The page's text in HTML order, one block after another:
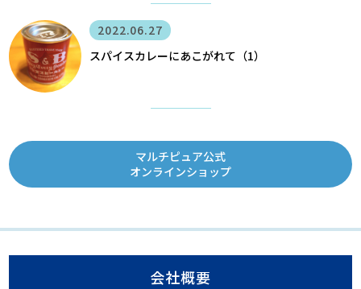
2022.06.27
スパイスカレーにあこがれて（1）
マルチピュア公式
オンラインショップ
会社概要